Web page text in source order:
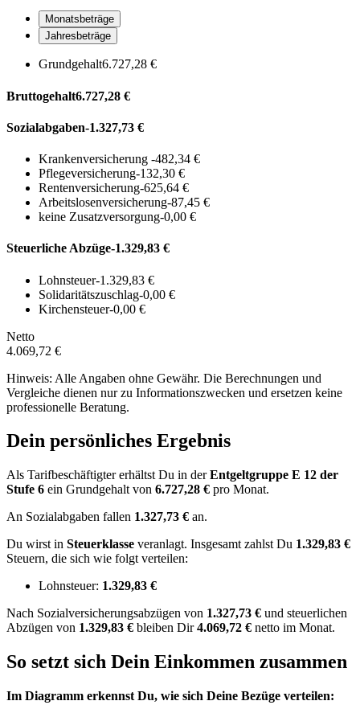
Monatsbeträge
Jahresbeträge
Grundgehalt6.727,28 €
Bruttogehalt6.727,28 €
Sozialabgaben-1.327,73 €
Krankenversicherung -482,34 €
Pflegeversicherung-132,30 €
Rentenversicherung-625,64 €
Arbeitslosenversicherung-87,45 €
keine Zusatzversorgung-0,00 €
Steuerliche Abzüge-1.329,83 €
Lohnsteuer-1.329,83 €
Solidaritätszuschlag-0,00 €
Kirchensteuer-0,00 €
Netto
4.069,72 €
Hinweis: Alle Angaben ohne Gewähr. Die Berechnungen und
Vergleiche dienen nur zu Informationszwecken und ersetzen keine
professionelle Beratung.
Dein persönliches Ergebnis
Als Tarifbeschäftigter erhältst Du in derEntgeltgruppe E 12 der
Stufe 6 ein Grundgehalt von 6.727,28 € pro Monat.
An Sozialabgaben fallen 1.327,73 € an.
Du wirst in Steuerklasse veranlagt. Insgesamt zahlst Du 1.329,83 €
Steuern, die sich wie folgt verteilen:
Lohnsteuer: 1.329,83 €
Nach Sozialversicherungsabzügen von 1.327,73 € und steuerlichen
Abzügen von 1.329,83 € bleiben Dir4.069,72 € netto im Monat.
So setzt sich Dein Einkommen zusammen
Im Diagramm erkennst Du, wie sich Deine Bezüge verteilen: